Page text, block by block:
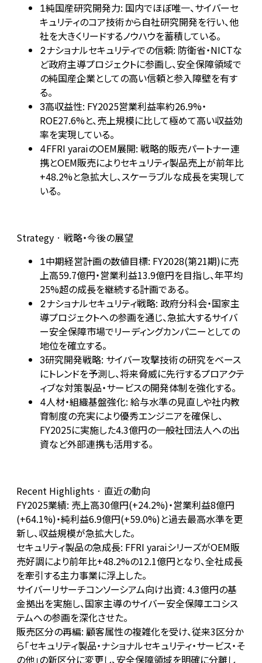
1純国産研究開発力: 国内でほぼ唯一、サイバーセ
キュリティのコア技術から自社研究開発を行い、他
社を大きくリードするノウハウを蓄積している。
2ナショナルセキュリティでの信頼: 防衛省・NICTな
ど政府主導プロジェクトに参画し、安全保障領域で
の純国産企業としての高い信頼と参入障壁を有す
る。
3高収益性: FY2025営業利益率約26.9%・
ROE27.6%と、売上規模に比して極めて高い収益効
率を実現している。
4FFRI yaraiのOEM展開: 戦略的販売パートナー連
携とOEM販売によりセキュリティ製品売上が前年比
+48.2%と急拡大し、スケーラブルな成長を実現して
いる。
Strategy · 戦略・今後の展望
1中期経営計画の数値目標: FY2028(第21期)に売
上高59.7億円・営業利益13.9億円を目指し、年平均
25%超の成長を継続する計画である。
2ナショナルセキュリティ戦略: 政府分科会・国家主
導プロジェクトへの参画を通じ、急拡大するサイバ
ー安全保障市場でリーディングカンパニーとしての
地位を確立する。
3研究開発戦略: サイバー攻撃技術の研究をベース
にトレンドを予測し、将来脅威に先行するプロアクテ
ィブな対策製品・サービスの開発体制を強化する。
4人材・組織基盤強化: 給与水準の見直しや社内教
育制度の充実により優秀エンジニアを確保し、
FY2025に実施した4.3億円の一般社団法人への出
資など外部連携も活用する。
Recent Highlights · 直近の動向
FY2025業績: 売上高30億円(+24.2%)・営業利益8億円
(+64.1%)・純利益6.9億円(+59.0%)と過去最高水準を更
新し、収益規模が急拡大した。
セキュリティ製品の急成長: FFRI yaraiシリーズがOEM販
売好調により前年比+48.2%の12.1億円となり、全社成長
を牽引する主力事業に浮上した。
サイバーリサーチコンソーシアム向け出資: 4.3億円の基
金拠出を実施し、国家主導のサイバー安全保障エコシス
テムへの参画を深化させた。
販売区分の再編: 顧客属性の複雑化を受け、従来3区分か
ら「セキュリティ製品・ナショナルセキュリティ・サービス・そ
の他」の新区分に変更し、安全保障領域を明確に分離し